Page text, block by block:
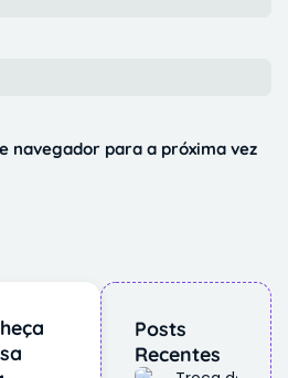
navegador para a próxima vez
Posts
Recentes